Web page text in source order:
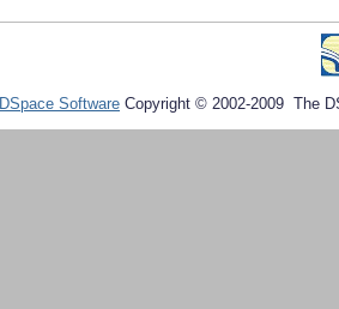
DSpace Software Copyright © 2002-2009 The